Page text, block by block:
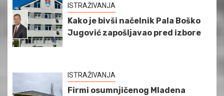
ISTRAŽIVANJA
Kako je bivši načelnik Pala Boško
Jugović zapošljavao pred izbore
ISTRAŽIVANJA
Firmi osumnjičenog Mladena